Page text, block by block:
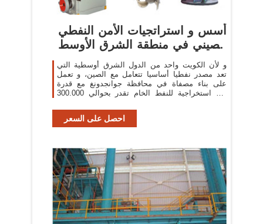
أسس و استراتجيات الأمن النفطي
الصيني في منطقة الشرق الأوسط
...
و لأن الكويت واحد من الدول الشرق أوسطية التي
تعد مصدر نفطيا أساسيا تتعامل مع الصين، و تعمل
على بناء مصفاة في محافظة جوانجدونغ مع قدرة
استخراجية للنفط الخام تقدر بحوالي 300.000 b/d
احصل على السعر